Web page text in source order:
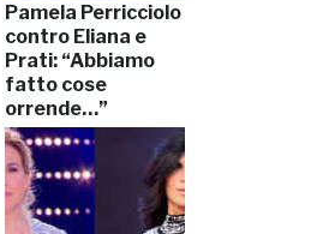
Pamela Perricciolo
contro Eliana e
Prati: “Abbiamo
fatto cose
orrende…”